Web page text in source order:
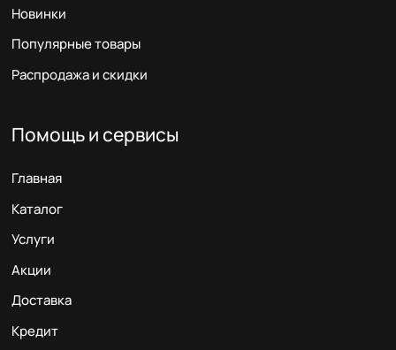
Новинки
Популярные товары
Распродажа и скидки
Помощь и сервисы
Главная
Каталог
Услуги
Акции
Доставка
Кредит